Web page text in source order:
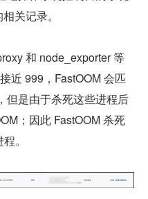
关记录。
和 node_exporter 等
近 999，FastOOM 会匹
但是由于杀死这些进程后
；因此 FastOOM 杀死
。